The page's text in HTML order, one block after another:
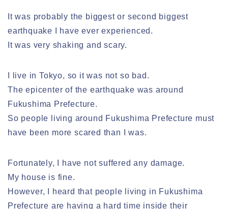
It was probably the biggest or second biggest
earthquake I have ever experienced.
It was very shaking and scary.
I live in Tokyo, so it was not so bad.
The epicenter of the earthquake was around
Fukushima Prefecture.
So people living around Fukushima Prefecture must
have been more scared than I was.
Fortunately, I have not suffered any damage.
My house is fine.
However, I heard that people living in Fukushima
Prefecture are having a hard time inside their